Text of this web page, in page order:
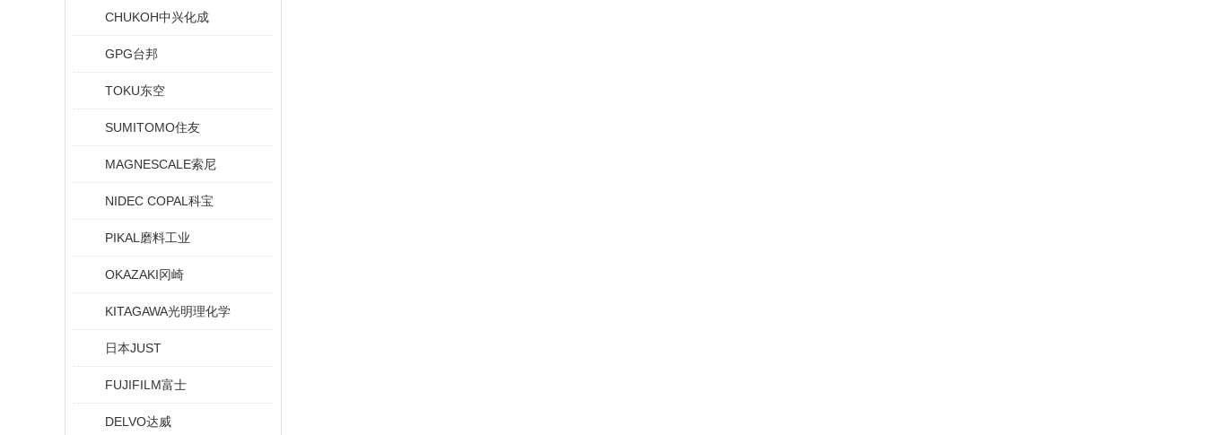
CHUKOH中兴化成
GPG台邦
TOKU东空
SUMITOMO住友
MAGNESCALE索尼
NIDEC COPAL科宝
PIKAL磨料工业
OKAZAKI冈崎
KITAGAWA光明理化学
日本JUST
FUJIFILM富士
DELVO达威